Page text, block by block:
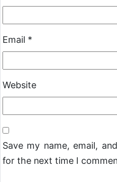
Email *
Website
Save my name, email,
for the next time I